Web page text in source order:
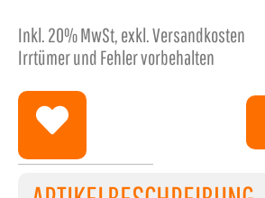
Inkl. 20%MwSt, exkl. Versandkosten
Irrtümer und Fehler vorbehalten